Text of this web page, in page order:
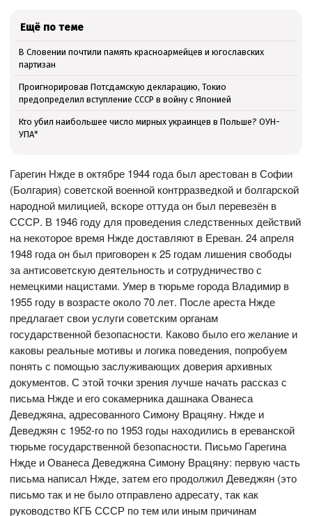
Ещё по теме
В Словении почтили память красноармейцев и югославских
партизан
Проигнорировав Потсдамскую декларацию, Токио
предопределил вступление СССР в войну с Японией
Кто убил наибольшее число мирных украинцев в Польше? ОУН-
УПА*
Гарегин Нжде в октябре 1944 года был арестован в Софии
(Болгария) советской военной контрразведкой и болгарской
народной милицией, вскоре оттуда он был перевезён в
СССР. В 1946 году для проведения следственных действий
на некоторое время Нжде доставляют в Ереван. 24 апреля
1948 года он был приговорен к 25 годам лишения свободы
за антисоветскую деятельность и сотрудничество с
немецкими нацистами. Умер в тюрьме города Владимир в
1955 году в возрасте около 70 лет. После ареста Нжде
предлагает свои услуги советским органам
государственной безопасности. Каково было его желание и
каковы реальные мотивы и логика поведения, попробуем
понять с помощью заслуживающих доверия архивных
документов. С этой точки зрения лучше начать рассказ с
письма Нжде и его сокамерника дашнака Ованеса
Деведжяна, адресованного Симону Врацяну. Нжде и
Деведжян с 1952-го по 1953 годы находились в ереванской
тюрьме государственной безопасности. Письмо Гарегина
Нжде и Ованеса Деведжяна Симону Врацяну: первую часть
письма написал Нжде, затем его продолжил Деведжян (это
письмо так и не было отправлено адресату, так как
руководство КГБ СССР по тем или иным причинам